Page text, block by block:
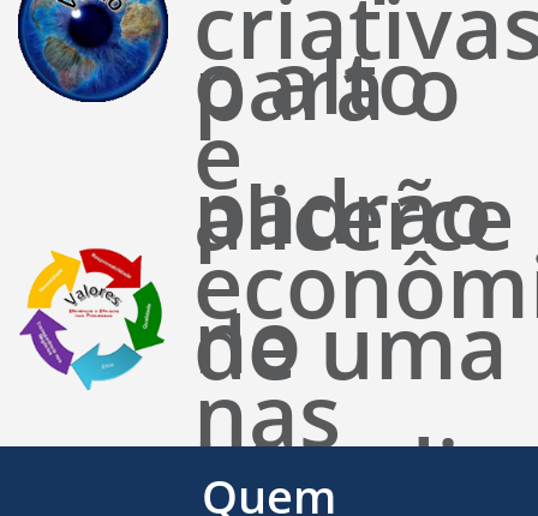
para o
alicerce
de uma
base
e
nas
o alto
padrão
no
Quem